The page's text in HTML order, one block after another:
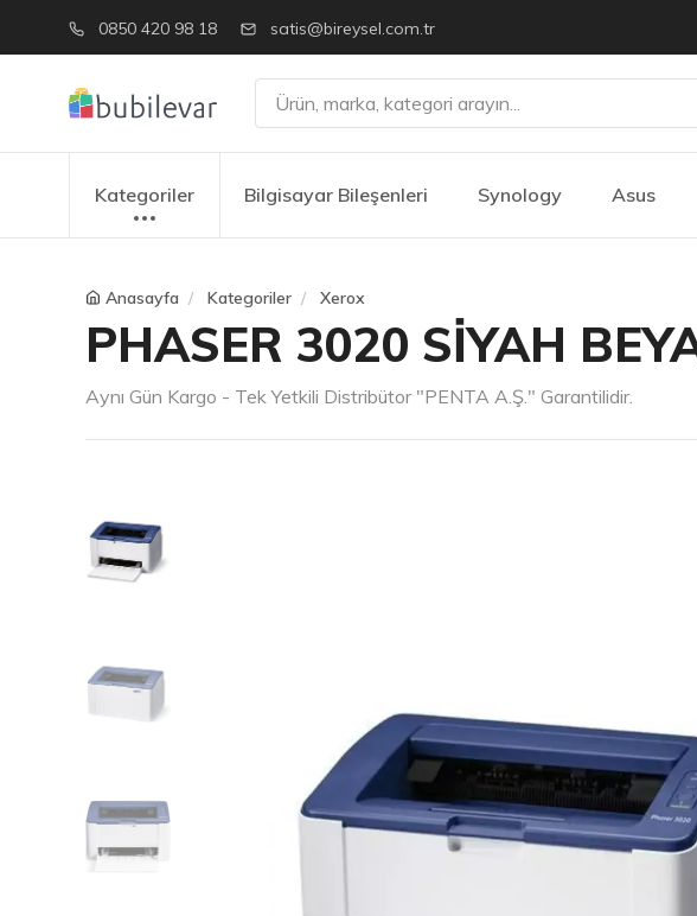
0850 420 98 18 satis@bireysel.com.tr
Kategoriler Bilgisayar Bileşenleri Synology Asus
Anasayfa Kategoriler Xerox
PHASER 3020 SİYAH
Aynı Gün Kargo - Tek Yetkili Distribütor "PENTA A.Ş." Garantilidir.